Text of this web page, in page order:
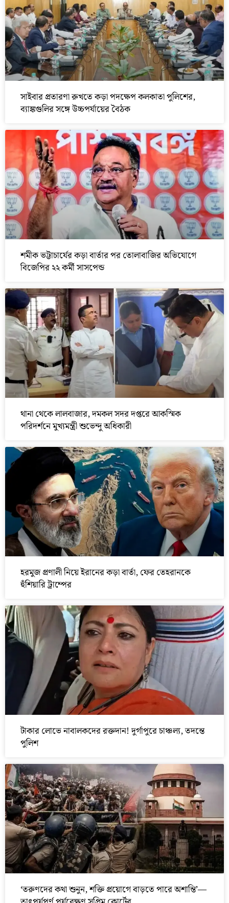
সাইবার প্রতারণা রুখতে কড়া পদক্ষেপ কলকাতা পুলিশের,
ব্যাঙ্কগুলির সঙ্গে উচ্চপর্যায়ের বৈঠক
শমীক ভট্টাচার্যের কড়া বার্তার পর তোলাবাজির অভিযোগে
বিজেপির ২২ কর্মী সাসপেন্ড
থানা থেকে লালবাজার, দমকল সদর দপ্তরে আকস্মিক
পরিদর্শনে মুখ্যমন্ত্রী শুভেন্দু অধিকারী
হরমুজ প্রণালী নিয়ে ইরানের কড়া বার্তা, ফের তেহরানকে
হুঁশিয়ারি ট্রাম্পের
টাকার লোভে নাবালকদের রক্তদান! দুর্গাপুরে চাঞ্চল্য, তদন্তে
পুলিশ
‘তরুণদের কথা শুনুন, শক্তি প্রয়োগে বাড়তে পারে অশান্তি’—